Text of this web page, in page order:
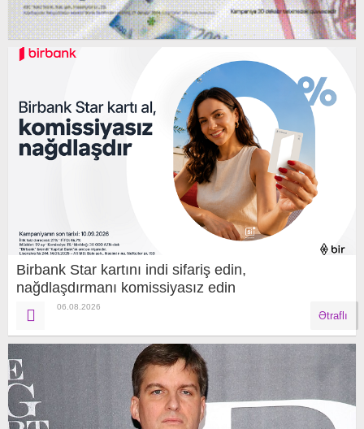
Birbank Star kartını indi sifariş edin,
nağdlaşdırmanı komissiyasız edin
06.08.2026
Ətraflı